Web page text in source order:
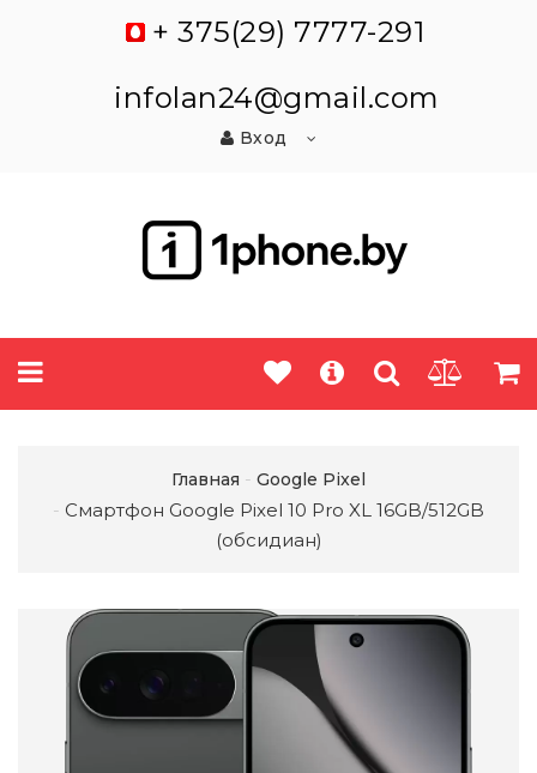
+ 375(29) 7777-291
infolan24@gmail.com
Вход
Главная Google Pixel
Смартфон Google Pixel 10 Pro XL 16GB/512GB
(обсидиан)